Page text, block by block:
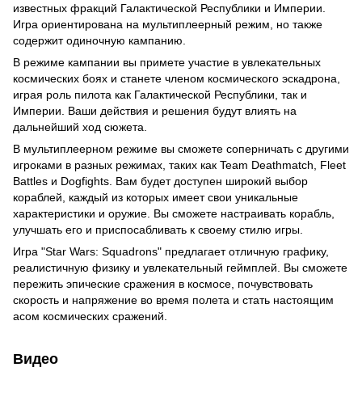
известных фракций Галактической Республики и Империи.
Игра ориентирована на мультиплеерный режим, но также
содержит одиночную кампанию.
В режиме кампании вы примете участие в увлекательных
космических боях и станете членом космического эскадрона,
играя роль пилота как Галактической Республики, так и
Империи. Ваши действия и решения будут влиять на
дальнейший ход сюжета.
В мультиплеерном режиме вы сможете соперничать с другими
игроками в разных режимах, таких как Team Deathmatch, Fleet
Battles и Dogfights. Вам будет доступен широкий выбор
кораблей, каждый из которых имеет свои уникальные
характеристики и оружие. Вы сможете настраивать корабль,
улучшать его и приспосабливать к своему стилю игры.
Игра "Star Wars: Squadrons" предлагает отличную графику,
реалистичную физику и увлекательный геймплей. Вы сможете
пережить эпические сражения в космосе, почувствовать
скорость и напряжение во время полета и стать настоящим
асом космических сражений.
Видео